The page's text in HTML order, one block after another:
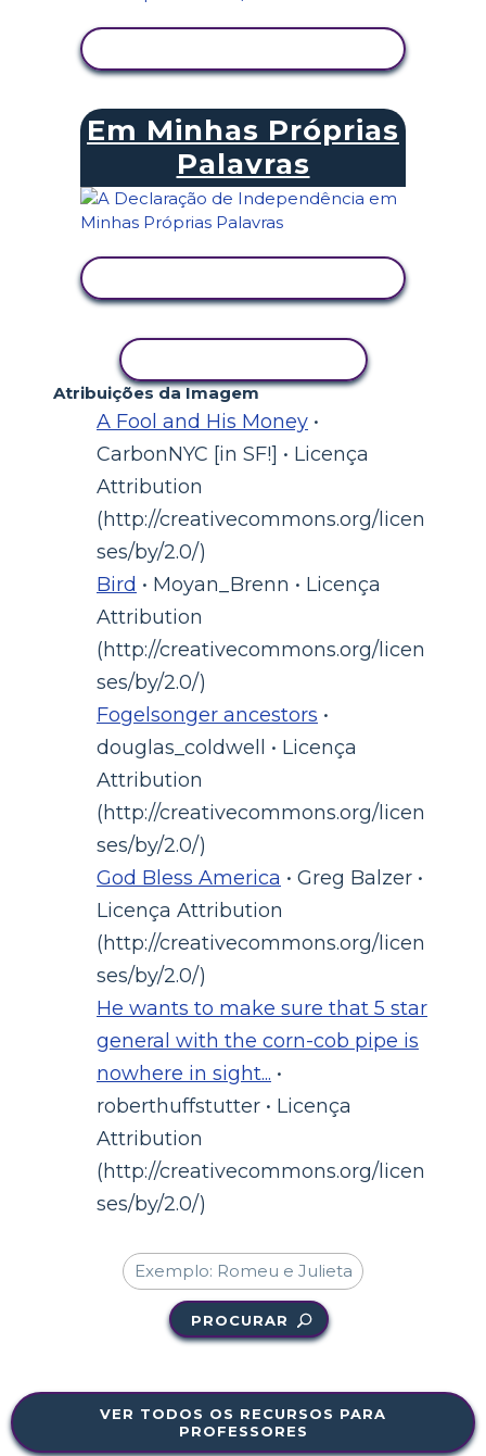
Em Minhas Próprias
Palavras
Atribuições da Imagem
A Fool and His Money •
CarbonNYC [in SF!] • Licença
Attribution
(http://creativecommons.org/licen
ses/by/2.0/)
Bird • Moyan_Brenn • Licença
Attribution
(http://creativecommons.org/licen
ses/by/2.0/)
Fogelsonger ancestors •
douglas_coldwell • Licença
Attribution
(http://creativecommons.org/licen
ses/by/2.0/)
God Bless America • Greg Balzer •
Licença Attribution
(http://creativecommons.org/licen
ses/by/2.0/)
He wants to make sure that 5 star
general with the corn-cob pipe is
nowhere in sight... •
roberthuffstutter • Licença
Attribution
(http://creativecommons.org/licen
ses/by/2.0/)
PROCURAR
VER TODOS OS RECURSOS PARA
PROFESSORES